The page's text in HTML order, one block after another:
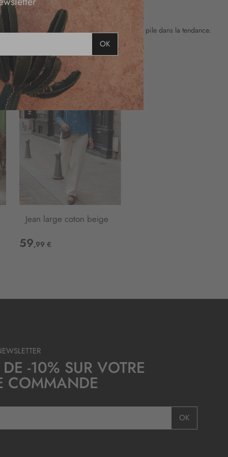
de présenter un look moderne et élégant, pile dans la tendance.
Jean large coton beige
59,99 €
-10% SUR VOTRE
COMMANDE
OK
OK